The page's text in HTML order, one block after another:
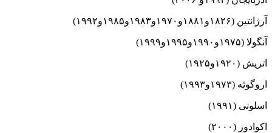
آرژانتین (۱۸۲۶و۱۸۸۱و۱۹۷۰و۱۹۸۳و۱۹۸۵و۱۹۹۲)
آنگولا (۱۹۷۵و۱۹۹۰و۱۹۹۵و۱۹۹۹)
اتریش (۱۹۲۰و۱۹۲۵)
اروگوئه (۱۹۷۳و۱۹۹۳)
اسلونی (۱۹۹۱)
اکوادور (۲۰۰۰)